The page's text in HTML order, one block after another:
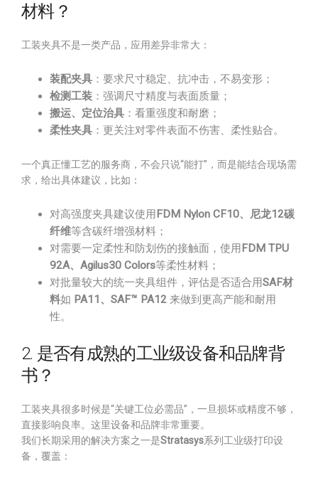
材料？
工装夹具不是一类产品，应用差异非常大：
装配夹具 ：要求尺寸稳定、抗冲击，不易变形；
检测工装 ：强调尺寸精度与表面质量；
搬运、定位治具 ：看重强度和耐磨；
柔性夹具 ：更关注对零件表面不伤害、柔性贴合。
一个真正懂工艺的服务商，不会只说“能打”，而是能结合现场需
求，给出具体建议，比如：
对高强度夹具建议使用 FDM Nylon CF10、尼龙12碳
纤维等含碳纤增强材料；
对需要一定柔性和防划伤的接触面，使用 FDM TPU
92A、Agilus30 Colors等柔性材料；
对批量较大的统一夹具组件，评估是否适合用SAF材
料如 PA11、SAF™ PA12 来做到更高产能和耐用
性。
2. 是否有成熟的工业级设备和品牌背
书？
工装夹具很多时候是“关键工位必需品”，一旦损坏或精度不够，
直接影响良率。这里设备和品牌非常重要。
我们长期采用的解决方案之一是Stratasys系列工业级打印设
备，覆盖：